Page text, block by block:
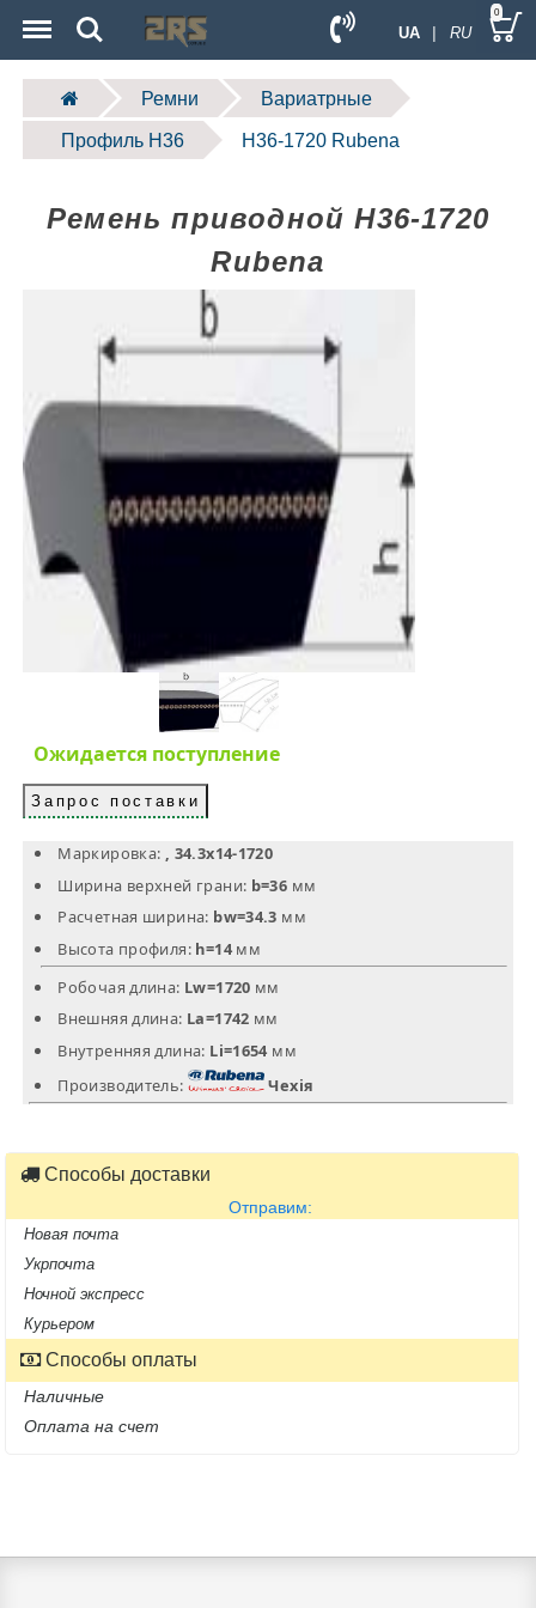
UA | RU
Search 0
Ремни Вариатрные
Профиль H36 H36-1720 Rubena
Ремень приводной H36-1720
Rubena
Ожидается поступление
Запрос поставки
Маркировка: , 34.3х14-1720
Ширина верхней грани: b=36 мм
Расчетная ширина: bw=34.3 мм
Высота профиля: h=14 мм
Робочая длина: Lw=1720 мм
Внешняя длина: La=1742 мм
Внутренняя длина: Li=1654 мм
Производитель:
Чехія
Способы доставки
Отправим:
Новая почта
Укрпочта
Ночной экспресс
Курьером
Способы оплаты
Наличные
Оплата на счет